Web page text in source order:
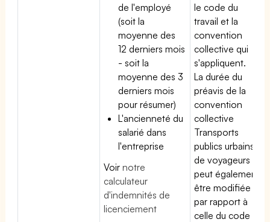
de l'employé
(soit la
moyenne des
12 derniers mois
- soit la
moyenne des 3
derniers mois
pour résumer)
L'ancienneté du
salarié dans
l'entreprise
Voirnotre
calculateur
d'indemnités de
licenciement
le code du
travail et la
convention
collective qui
s'appliquent.
La durée du
préavis de la
convention
collective
Transports
publics urbains
de voyageurs
peut également
être modifiée
par rapport à
celle du code